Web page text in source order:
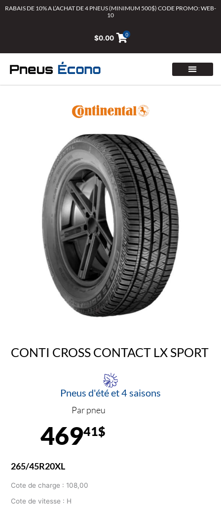
AllerRABAIS DE 10% A L’ACHAT DE 4 PNEUS (MINIMUM 500$) CODE PROMO: WEB-
10
$0.00 0
CONTI CROSS CONTACT LX SPORT
Pneus d'été et 4 saisons
Par pneu
46941$
265/45R20XL
Cote de charge : 108,00
Cote de vitesse : H